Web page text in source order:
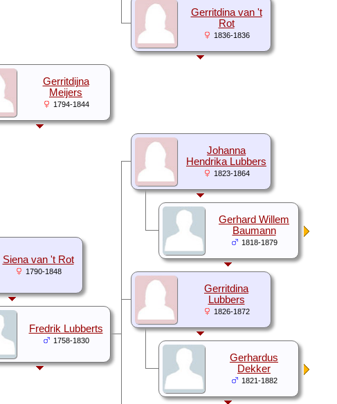
Gerritdina van 't
Rot
1836-1836
Gerritdijna
Meijers
1794-1844
Johanna
Hendrika Lubbers
1823-1864
Gerhard Willem
Baumann
1818-1879
Gerritdina
Lubbers
1826-1872
Gerhardus
Dekker
1821-1882
Siena van 't Rot
1790-1848
Fredrik Lubberts
1758-1830